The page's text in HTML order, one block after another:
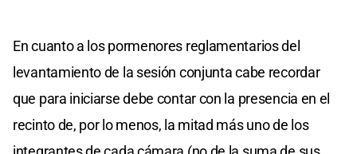
En cuanto a los pormenores reglamentarios del
levantamiento de la sesión conjunta cabe recordar
que para iniciarse debe contar con la presencia en el
recinto de, por lo menos, la mitad más uno de los